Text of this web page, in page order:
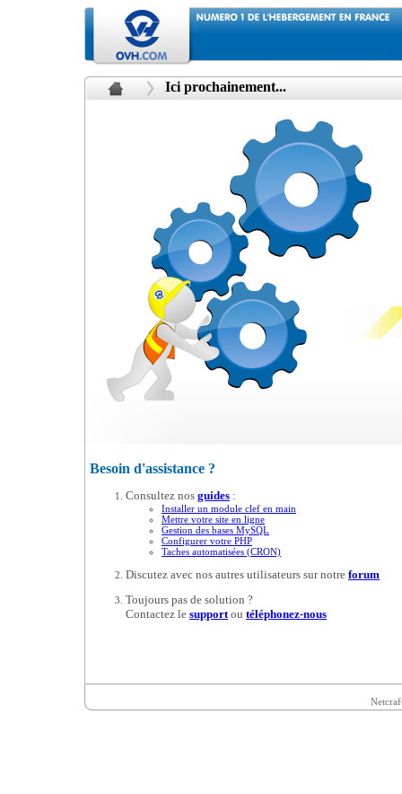
Ici prochainement...
Besoin d'assistance ?
Consultez nos guides :
Installer un module clef en main
Mettre votre site en ligne
Gestion des bases MySQL
Configurer votre PHP
Taches automatisées (CRON)
Discutez avec nos autres utilisateurs sur notre forum
Toujours pas de solution ?
Contactez le supportou téléphonez-nous